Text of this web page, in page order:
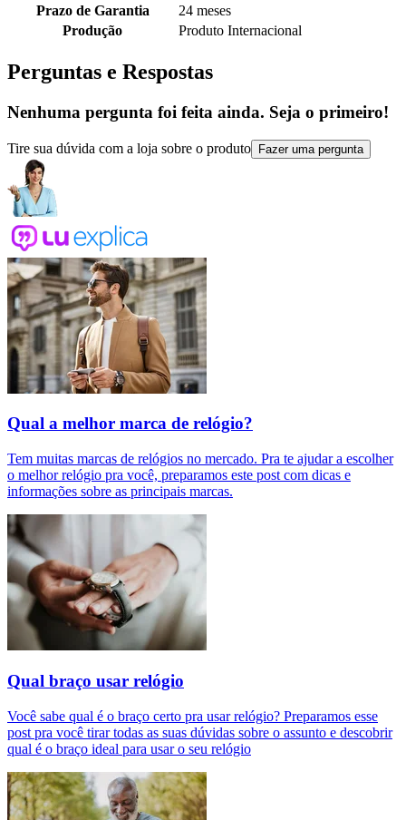
Prazo de Garantia
24 meses
Produção
Produto Internacional
Perguntas e Respostas
Nenhuma pergunta foi feita ainda. Seja o primeiro!
Tire sua dúvida com a loja sobre o produto Fazer uma pergunta
Qual a melhor marca de relógio?
Tem muitas marcas de relógios no mercado. Pra te ajudar a escolher
o melhor relógio pra você, preparamos este post com dicas e
informações sobre as principais marcas.
Qual braço usar relógio
Você sabe qual é o braço certo pra usar relógio? Preparamos esse
post pra você tirar todas as suas dúvidas sobre o assunto e descobrir
qual é o braço ideal para usar o seu relógio